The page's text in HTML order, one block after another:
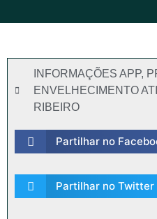
INFORMAÇÕES APP,
ENVELHECIMENTO
RIBEIRO
Partilhar no
Partilhar no Twitter